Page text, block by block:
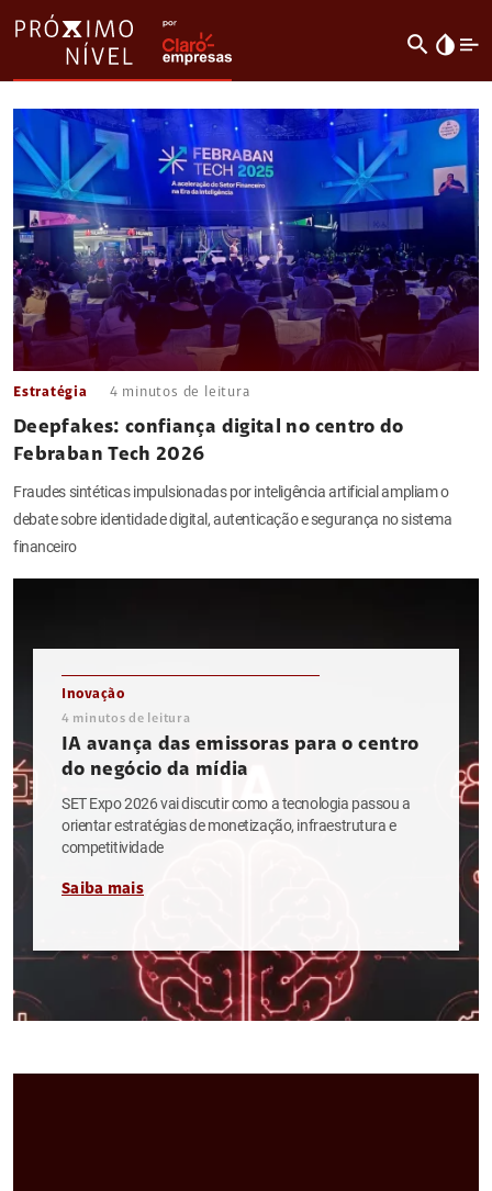
search invert_colors
Estratégia 4 minutos de leitura
Deepfakes: confiança digital no centro do
Febraban Tech 2026
Fraudes sintéticas impulsionadas por inteligência artificial ampliam o
debate sobre identidade digital, autenticação e segurança no sistema
financeiro
Inovação
4 minutos de leitura
IA avança das emissoras para o centro
do negócio da mídia
SET Expo 2026 vai discutir como a tecnologia passou a
orientar estratégias de monetização, infraestrutura e
competitividade
Saiba mais